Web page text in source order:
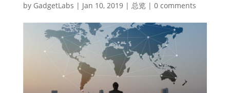
by GadgetLabs | Jan 10, 2019| 总览| 0 comments